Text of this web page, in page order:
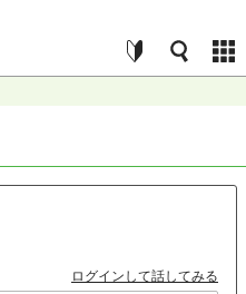
ログインして話してみる